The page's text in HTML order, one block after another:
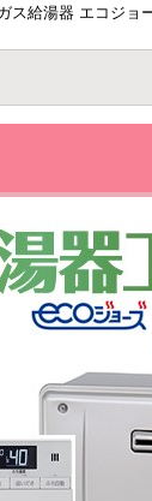
ス給湯器 エコジョ